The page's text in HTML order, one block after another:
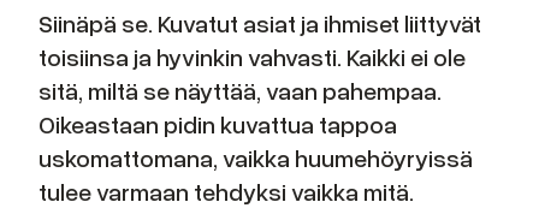
Siinäpä se. Kuvatut asiat ja ihmiset liittyvät
toisiinsa ja hyvinkin vahvasti. Kaikki ei ole
sitä, miltä se näyttää, vaan pahempaa.
Oikeastaan pidin kuvattua tappoa
uskomattomana, vaikka huumehöyryissä
tulee varmaan tehdyksi vaikka mitä.